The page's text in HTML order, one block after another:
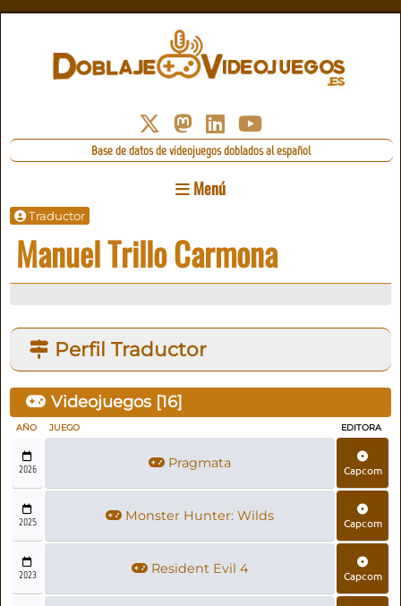
Base de datos de videojuegos doblados al español
Menú
Traductor
Manuel Trillo Carmona
Perfil Traductor
Videojuegos [16]
AÑO JUEGO EDITORA
2026 Pragmata Capcom
2025 Monster Hunter: Wilds Capcom
2023 Resident Evil 4 Capcom